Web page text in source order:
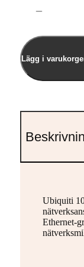
Lägg i
Ubiquiti
Ethernet-